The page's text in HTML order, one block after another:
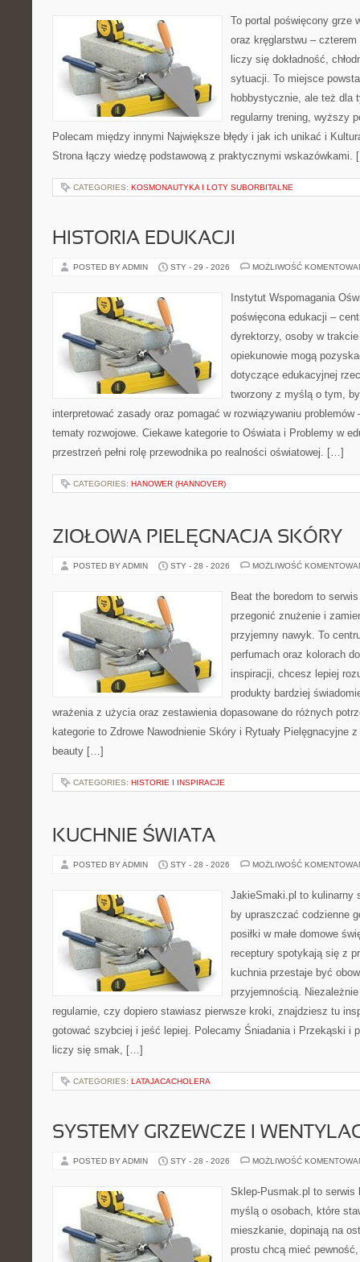
To portal poświęcony grze
oraz kręglarstwu –
liczy się dokładność,
sytuacji. To miejsce
hobbystycznie, ale też dla
regularny trening, wyższy
Polecam między innymi Największe błędy i jak ich unikać i
Strona łączy wiedzę podstawową z praktycznymi
CATEGORIES: KOSMONAUTYKA I LOTY SUBORBITALNE
HISTORIA EDUKACJI
POSTED BY ADMIN STY - 29 - 2026 MOŻLIWOŚĆ
Instytut Wspomagania
poświęcona edukacji –
dyrektorzy, osoby w
opiekunowie mogą
dotyczące edukacyjnej
tworzony z myślą o tym,
interpretować zasady oraz pomagać w rozwiązywaniu problemów
tematy rozwojowe. Ciekawe kategorie to Oświata i Problemy w
przestrzeń pełni rolę przewodnika po realności oświatowej. […]
CATEGORIES: HANOWER (HANNOVER)
ZIOŁOWA PIELĘGNACJA SKÓRY
POSTED BY ADMIN STY - 28 - 2026 MOŻLIWOŚĆ
Beat the boredom to
przegonić znużenie i
przyjemny nawyk. To
perfumach oraz kolorach
inspiracji, chcesz lepiej
produkty bardziej
wrażenia z użycia oraz zestawienia dopasowane do różnych
kategorie to Zdrowe Nawodnienie Skóry i Rytuały Pielęgnacyjne
beauty […]
CATEGORIES: HISTORIE I INSPIRACJE
KUCHNIE ŚWIATA
POSTED BY ADMIN STY - 28 - 2026 MOŻLIWOŚĆ
JakieSmaki.pl to kulinarny
by upraszczać codzienne
posiłki w małe domowe
receptury spotykają się z
kuchnia przestaje być
przyjemnością.
regularnie, czy dopiero stawiasz pierwsze kroki, znajdziesz tu
gotować szybciej i jeść lepiej. Polecamy Śniadania i Przekąski i
liczy się smak, […]
CATEGORIES: LATAJACACHOLERA
SYSTEMY GRZEWCZE I
POSTED BY ADMIN STY - 28 - 2026 MOŻLIWOŚĆ
Sklep-Pusmak.pl to serwis
myślą o osobach, które
mieszkanie, dopinają na
prostu chcą mieć